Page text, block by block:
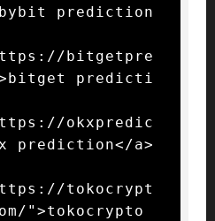
prediction
bitgetpre
predicti
okxpredic
prediction</a>
tokocrypt
">tokocrypto